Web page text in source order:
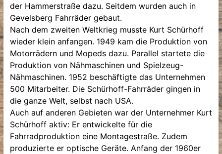
der Hammerstraße dazu. Seitdem wurden auch in
Gevelsberg Fahrräder gebaut.
Nach dem zweiten Weltkrieg musste Kurt Schürhoff
wieder klein anfangen. 1949 kam die Produktion von
Motorrädern und Mopeds dazu. Parallel startete die
Produktion von Nähmaschinen und Spielzeug-
Nähmaschinen. 1952 beschäftigte das Unternehmen
500 Mitarbeiter. Die Schürhoff-Fahrräder gingen in
die ganze Welt, selbst nach USA.
Auch auf anderen Gebieten war der Unternehmer Kurt
Schürhoff aktiv: Er entwickelte für die
Fahrradproduktion eine Montagestraße. Zudem
produzierte er optische Geräte. Anfang der 1960er